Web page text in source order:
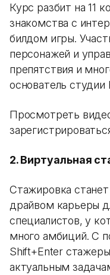
Курс разбит на 11
знакомства с
билдом игры.
персонажей и
препятствия и
основатель студии
Просмотреть
2. Виртуальная
Стажировка
драйвом карьеры
специалистов, у
много амбиций. С
Shift+Enter
актуальным